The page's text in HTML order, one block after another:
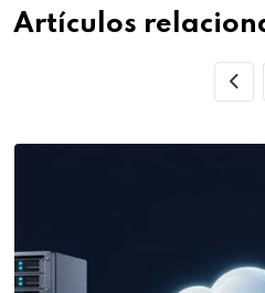
Artículos